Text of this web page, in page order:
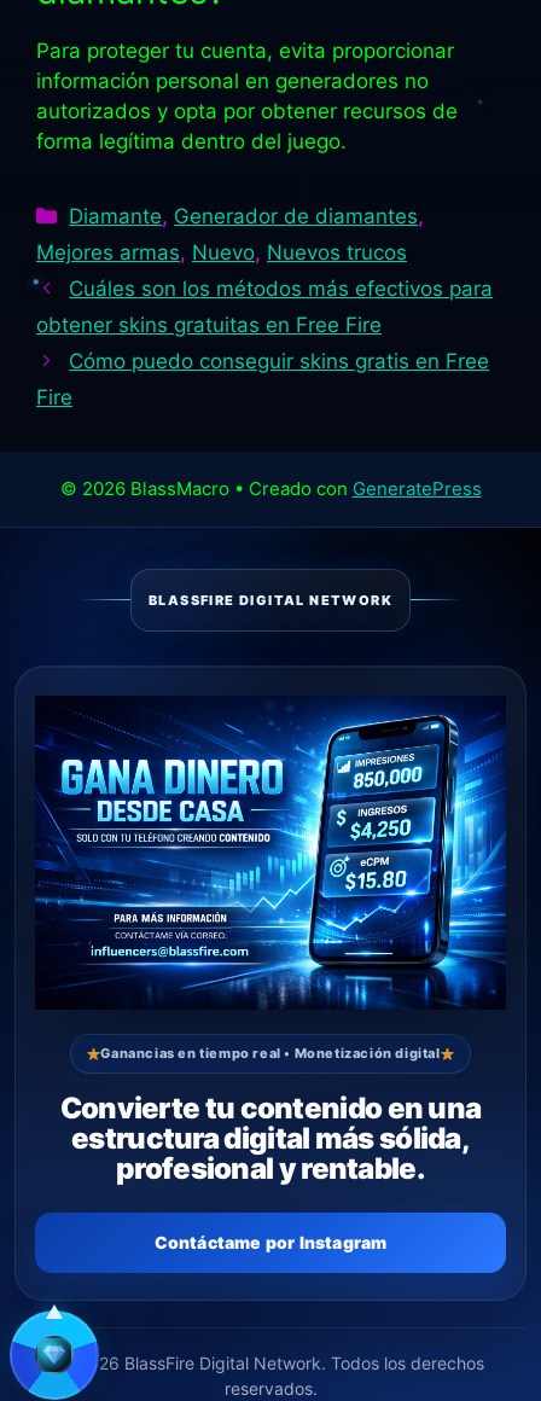
Para proteger tu cuenta, evita proporcionar
información personal en generadores no
autorizados y opta por obtener recursos de
forma legítima dentro del juego.
Categorías
Diamante, Generador de diamantes,
Mejores armas, Nuevo, Nuevos trucos
Cuáles son los métodos más efectivos para
obtener skins gratuitas en Free Fire
Cómo puedo conseguir skins gratis en Free
Fire
© 2026 BlassMacro • Creado con GeneratePress
BLASSFIRE DIGITAL NETWORK
Ganancias en tiempo real • Monetización digital
Convierte tu contenido en una
estructura digital más sólida,
profesional y rentable.
Contáctame por Instagram
© 2026 BlassFire Digital Network. Todos los derechos
reservados.